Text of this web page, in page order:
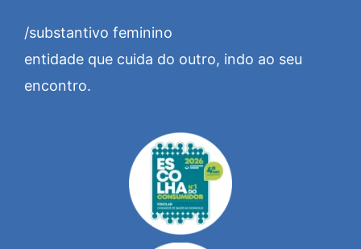
/substantivo feminino
entidade que cuida do outro, indo ao seu
encontro.